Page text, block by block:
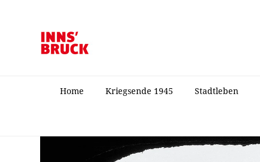
Home Kriegsende 1945 Stadtleben